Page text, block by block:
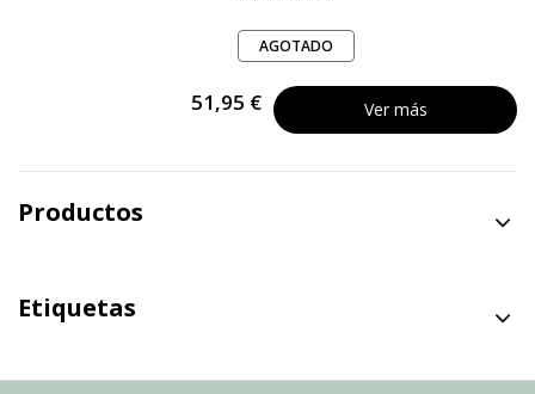
AGOTADO
51,95 € Ver más
Productos
Etiquetas